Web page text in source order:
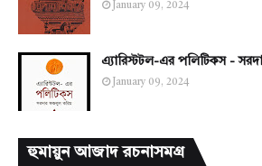
January 09, 2024
এ্যারিস্টটল-এর পলিটিকস -
January 09, 2024
হুমায়ুন আজাদ রচনাসমগ্র